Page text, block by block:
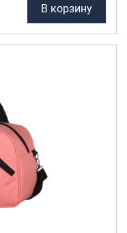
В корзину